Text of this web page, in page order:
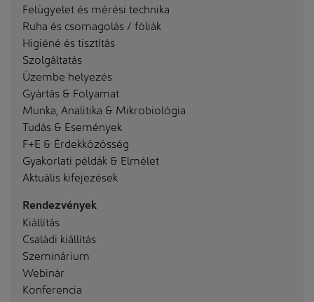
Felügyelet és mérési technika
Ruha és csomagolás / fóliák
Higiéné és tisztítás
Szolgáltatás
Üzembe helyezés
Gyártás & Folyamat
Munka, Analitika & Mikrobiológia
Tudás & Események
F+E & Érdekközösség
Gyakorlati példák & Elmélet
Aktuális kifejezések
Rendezvények
Kiállítás
Családi kiállítás
Szeminárium
Webinár
Konferencia